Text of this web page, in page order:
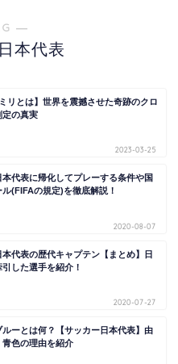
―
本代表
ミリとは】世界を震撼させた奇跡のクロ
定の真実
2023-03-25
本代表に帰化してプレーする条件や国
(FIFAの規定)を徹底解説！
2020-08-07
代表の歴代キャプテン【まとめ】日
した選手を紹介！
2020-07-27
ルーとは何？【サッカー日本代表】由
青色の理由を紹介